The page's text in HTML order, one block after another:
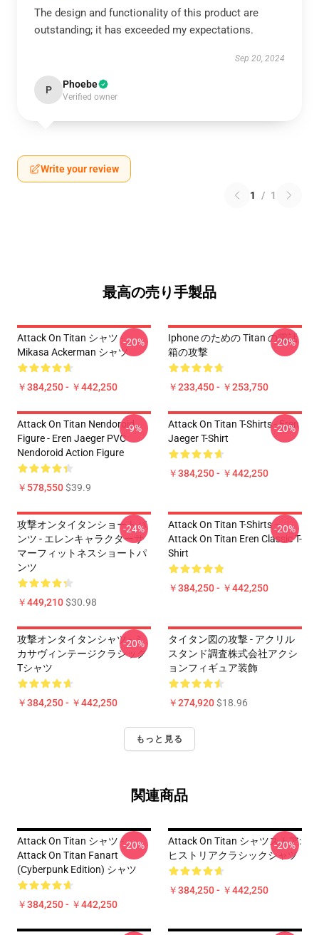
The design and functionality of this product are
outstanding; it has exceeded my expectations.
Sep 20, 2024
P Phoebe
Verified owner
Write your review
1 / 1
最高の売り手製品
Attack On Titan シャツ -
Mikasa Ackerman シャツ
￥384,250 - ￥442,250
-20%
Iphone のための Titan の電話
箱の攻撃
￥233,450 - ￥253,750
-20%
Attack On Titan Nendoroid
Figure - Eren Jaeger PVC
Nendoroid Action Figure
￥578,550$39.9
-9%
Attack On Titan T-Shirts - Eren
Jaeger T-Shirt
￥384,250 - ￥442,250
-20%
攻撃オンタイタンショートパ
ンツ - エレンキャラクターサ
マーフィットネスショートパ
ンツ
￥449,210$30.98
-24%
Attack On Titan T-Shirts –
Attack On Titan Eren Classic T-
Shirt
￥384,250 - ￥442,250
-20%
攻撃オンタイタンシャツ - ミ
カサヴィンテージクラシック
Tシャツ
￥384,250 - ￥442,250
-20%
タイタン図の攻撃 - アクリル
スタンド調査株式会社アクシ
ョンフィギュア装飾
￥274,920$18.96
もっと見る
関連商品
Attack On Titan シャツ -
Attack On Titan Fanart
(Cyberpunk Edition) シャツ
￥384,250 - ￥442,250
-20%
Attack On Titan シャツストア:
ヒストリアクラシックシャツ
￥384,250 - ￥442,250
-20%